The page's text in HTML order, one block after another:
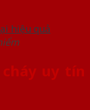
uy tín